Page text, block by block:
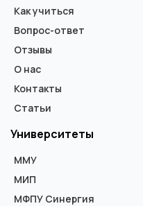
Как учиться
Вопрос-ответ
Отзывы
О нас
Контакты
Статьи
Университеты
ММУ
МИП
МФПУ Синергия